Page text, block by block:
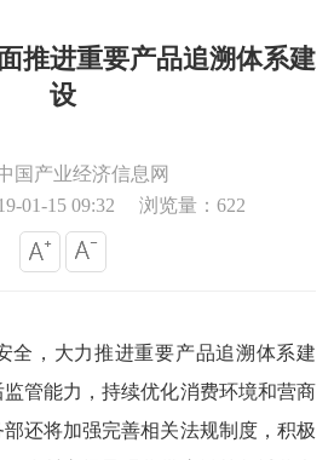
推进重要产品追溯体系建
设
国产业经济信息网
01-15 09:32
浏览量：622
全，大力推进重要产品追溯体系建
管能力，持续优化消费环境和营商
还将加强完善相关法规制度，积极